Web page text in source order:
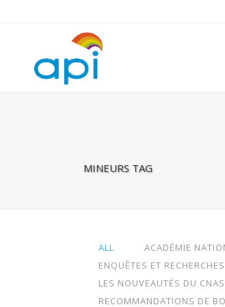
MINEURS TAG
ALL ACADÉMIE
ENQUÊTES ET RECHERCHES
LES NOUVEAUTÉS DU
RECOMMANDATIONS DE